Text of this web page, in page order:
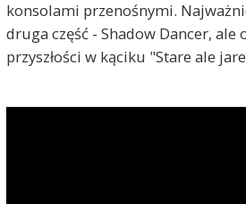
konsolami przenośnymi.
druga część - Shadow Dancer,
przyszłości w kąciku "Stare ale